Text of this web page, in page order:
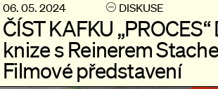
06. 05. 2024 DISKUSE
ČÍST KAFKU
knize s Reinerem
Filmové představení